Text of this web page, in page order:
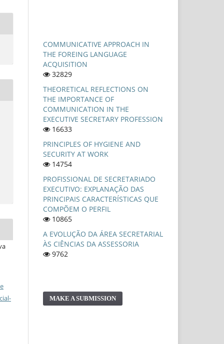
COMMUNICATIVE APPROACH IN
THE FOREING LANGUAGE
ACQUISITION
32829
THEORETICAL REFLECTIONS ON
THE IMPORTANCE OF
COMMUNICATION IN THE
EXECUTIVE SECRETARY PROFESSION
16633
PRINCIPLES OF HYGIENE AND
SECURITY AT WORK
14754
PROFISSIONAL DE SECRETARIADO
EXECUTIVO: EXPLANAÇÃO DAS
PRINCIPAIS CARACTERÍSTICAS QUE
COMPÕEM O PERFIL
10865
A EVOLUÇÃO DA ÁREA SECRETARIAL
ÀS CIÊNCIAS DA ASSESSORIA
9762
MAKE A SUBMISSION